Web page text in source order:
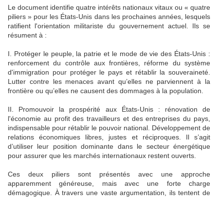
Le document identifie quatre intérêts nationaux vitaux ou « quatre
piliers » pour les États-Unis dans les prochaines années, lesquels
ratifient l'orientation militariste du gouvernement actuel. Ils se
résument à :
I. Protéger le peuple, la patrie et le mode de vie des États-Unis :
renforcement du contrôle aux frontières, réforme du système
d'immigration pour protéger le pays et rétablir la souveraineté.
Lutter contre les menaces avant qu’elles ne parviennent à la
frontière ou qu’elles ne causent des dommages à la population.
II. Promouvoir la prospérité aux États-Unis : rénovation de
l'économie au profit des travailleurs et des entreprises du pays,
indispensable pour rétablir le pouvoir national. Développement de
relations économiques libres, justes et réciproques. Il s’agit
d’utiliser leur position dominante dans le secteur énergétique
pour assurer que les marchés internationaux restent ouverts.
Ces deux piliers sont présentés avec une approche
apparemment généreuse, mais avec une forte charge
démagogique. À travers une vaste argumentation, ils tentent de